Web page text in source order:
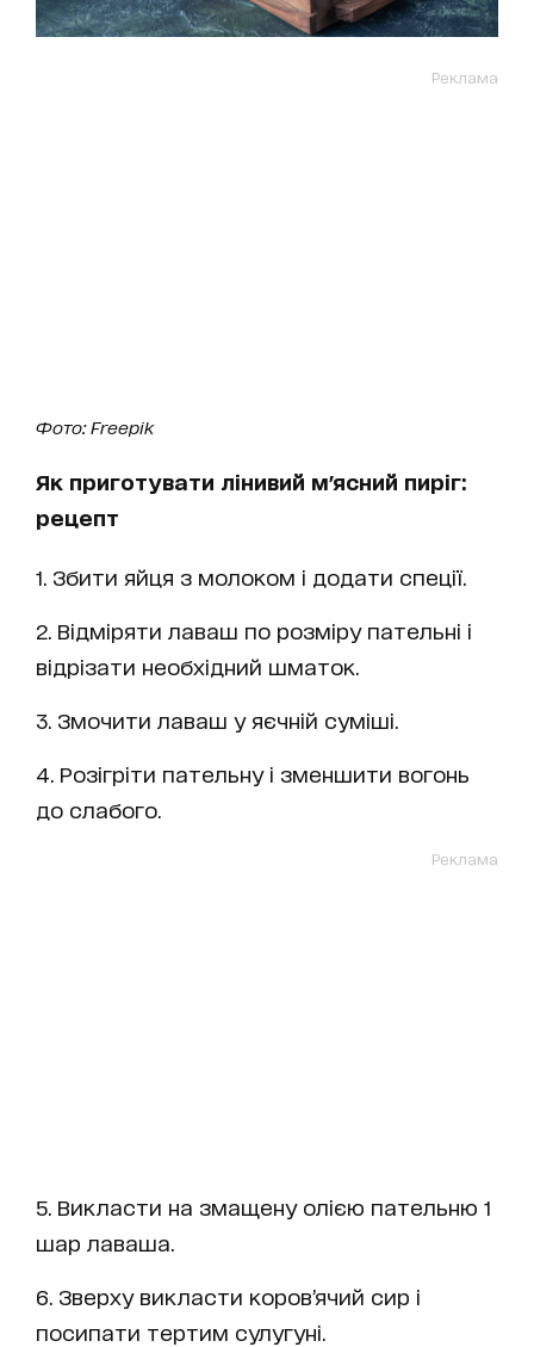
Реклама
Фото: Freepik
Як приготувати лінивий м'ясний пиріг:
рецепт
1. Збити яйця з молоком і додати спеції.
2. Відміряти лаваш по розміру пательні і
відрізати необхідний шматок.
3. Змочити лаваш у яєчній суміші.
4. Розігріти пательну і зменшити вогонь
до слабого.
Реклама
5. Викласти на змащену олією пательню 1
шар лаваша.
6. Зверху викласти коров’ячий сир і
посипати тертим сулугуні.